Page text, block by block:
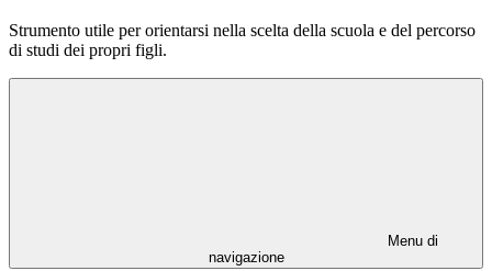
Strumento utile per orientarsi nella scelta della scuola e del percorso
di studi dei propri figli.
Menu di
navigazione